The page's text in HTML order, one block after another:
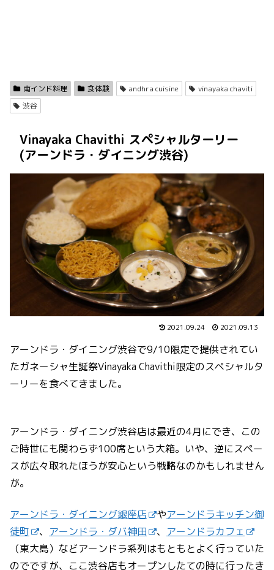
南インド料理 食体験 andhra cuisine
vinayaka chaviti
渋谷
Vinayaka Chavithi スペシャルターリー
(アーンドラ・ダイニング渋谷)
2021.09.24 2021.09.13
アーンドラ・ダイニング渋谷で9/10限定で提供されてい
たガネーシャ生誕祭Vinayaka Chavithi限定のスペシャルタ
ーリーを食べてきました。
アーンドラ・ダイニング渋谷店は最近の4月にでき、この
ご時世にも関わらず100席という大箱。いや、逆にスペー
スが広々取れたほうが安心という戦略なのかもしれません
が。
アーンドラ・ダイニング銀座店 やアーンドラキッチン御
徒町
、 アーンドラ・ダバ神田 、 アーンドラカフェ
（東大島）などアーンドラ系列はもともとよく行っていた
のでですが、ここ渋谷店もオープンしたての時に行ったき